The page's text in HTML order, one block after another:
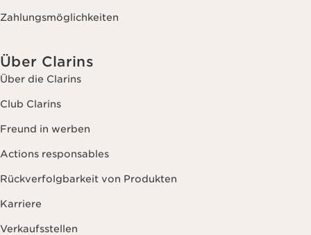
Zahlungsmöglichkeiten
Über Clarins
Über die Clarins
Club Clarins
Freund in werben
Actions responsables
Rückverfolgbarkeit von Produkten
Karriere
Verkaufsstellen